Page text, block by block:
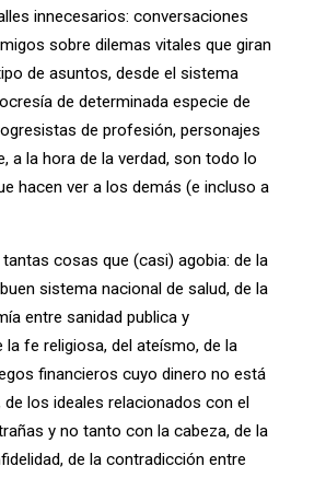
innecesarios: conversaciones
sobre dilemas vitales que giran
de asuntos, desde el sistema
de determinada especie de
de profesión, personajes
a la hora de la verdad, son todo lo
hacen ver a los demás (e incluso a
cosas que (casi) agobia: de la
sistema nacional de salud, de la
entre sanidad publica y
la fe religiosa, del ateísmo, de la
financieros cuyo dinero no está
de los ideales relacionados con el
y no tanto con la cabeza, de la
de la contradicción entre